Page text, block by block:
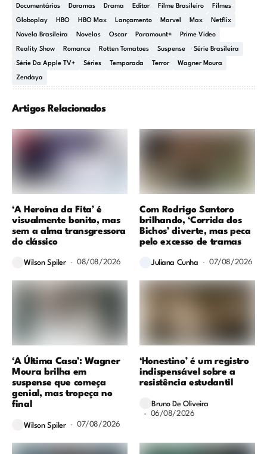
Documentários Doramas Drama Editor Filme Brasileiro Filmes
Globoplay HBO HBO Max Lançamento Marvel Max Netflix
Novela Brasileira Novelas Oscar Paramount+ Prime Video
Reality Show Romance Rotten Tomatoes Suspense Série Brasileira
Série Da Apple TV+ Séries Temporada Terror Wagner Moura
Zendaya
Artigos Relacionados
‘A Heroína da Fita’ é
visualmente bonito, mas
sem a alma transgressora
do clássico
Wilson Spiler 08/08/2026
Com Rodrigo Santoro
brilhando, ‘Corrida dos
Bichos’ diverte, mas peca
pelo excesso de tramas
Juliana Cunha 07/08/2026
‘A Última Casa’: Wagner
Moura brilha em
suspense que começa
genial, mas tropeça no
final
Wilson Spiler 07/08/2026
‘Honestino’ é um registro
indispensável sobre a
resistência estudantil
Bruno De Oliveira
06/08/2026